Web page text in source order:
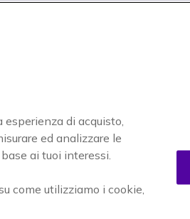
di acquisto,
ed analizzare le
ai tuoi interessi.
come utilizziamo i cookie,